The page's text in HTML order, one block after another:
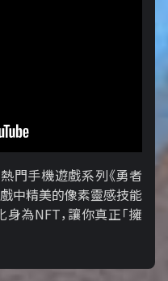
門手機遊戲系列《勇者
中精美的像素靈感技能
身為NFT，讓你真正「擁​​